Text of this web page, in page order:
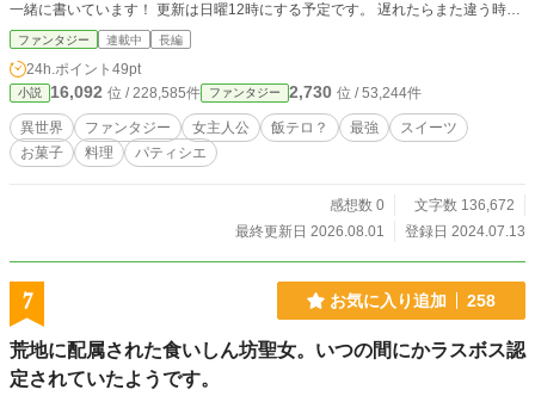
一緒に書いています！ 更新は日曜12時にする予定です。 遅れたらまた違う時間
になりますが、更新はします。 感想お待ちしてます！ いいね・お気に入り登録
もよろしくお願いします！
ファンタジー 連載中 長編
24h.ポイント 49pt
小説 16,092 位 / 228,585件 ファンタジー 2,730 位 / 53,244件
異世界 ファンタジー 女主人公 飯テロ？ 最強
スイーツ
お菓子
料理 パティシエ
感想数 0
文字数 136,672
最終更新日 2026.08.01
登録日 2024.07.13
7 お気に入り追加 258
荒地に配属された食いしん坊聖女。いつの間にかラスボス認
定されていたようです。